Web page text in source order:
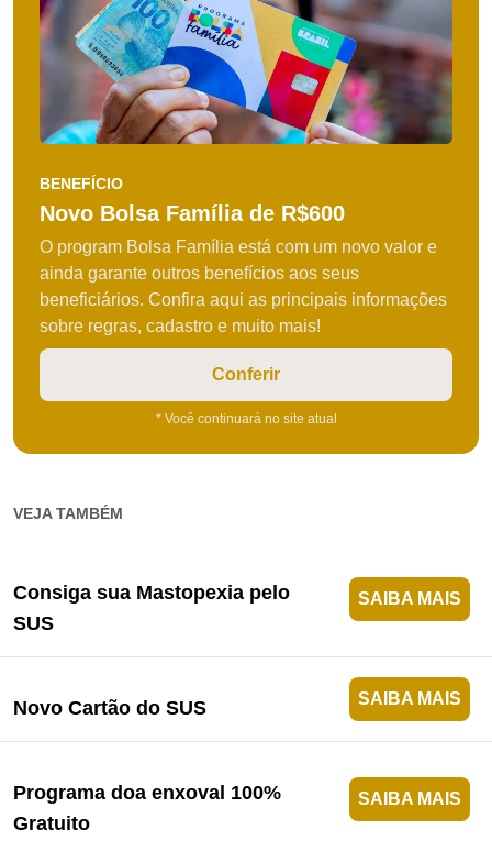
BENEFÍCIO
Novo Bolsa Família de R$600
O program Bolsa Família está com um novo valor e
ainda garante outros benefícios aos seus
beneficiários. Confira aqui as principais informações
sobre regras, cadastro e muito mais!
Conferir
* Você continuará no site atual
VEJA TAMBÉM
Consiga sua Mastopexia pelo
SUS
SAIBA MAIS
Novo Cartão do SUS SAIBA MAIS
Programa doa enxoval 100%
Gratuito
SAIBA MAIS